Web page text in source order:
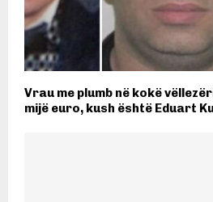
Vrau me plumb në kokë
mijë euro, kush është Eduart